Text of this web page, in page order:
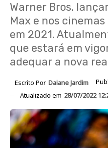
Warner Bros.
Max e nos
em 2021.
que estará em
adequar a nova
Escrito Por Daiane Jardim
Atualizado em 28/07/2022